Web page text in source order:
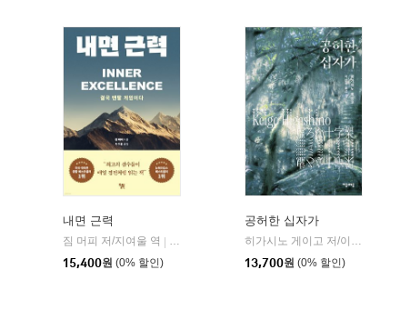
내면 근력
짐 머피 저/지여울 역 |
15,400원 (0% 할인)
공허한 십자가
13,700원 (0% 할인)